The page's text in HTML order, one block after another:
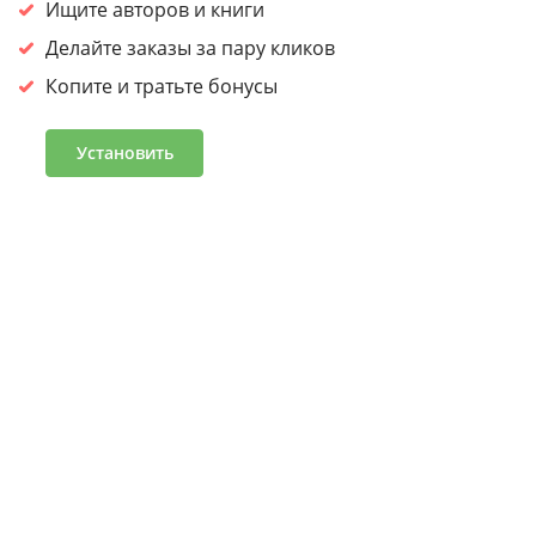
30% на первый заказ
Принять
Ищите авторов и книги
Делайте заказы за пару кликов
Копите и тратьте бонусы
Установить